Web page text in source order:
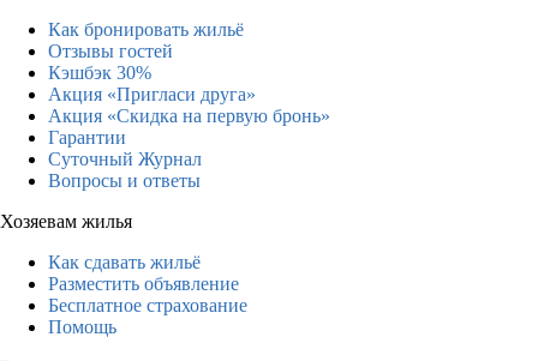
Как бронировать жильё
Отзывы гостей
Кэшбэк 30%
Акция «Пригласи друга»
Акция «Скидка на первую бронь»
Гарантии
Суточный Журнал
Вопросы и ответы
Хозяевам жилья
Как сдавать жильё
Разместить объявление
Бесплатное страхование
Помощь